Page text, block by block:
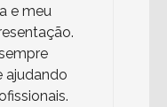
e meu
ajudando